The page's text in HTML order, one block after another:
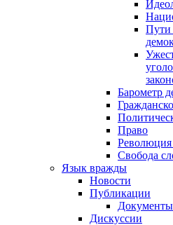
Пути
Барометр
Право
Свобода
Язык вражды
Новости
Публикации
Документы
Дискуссии